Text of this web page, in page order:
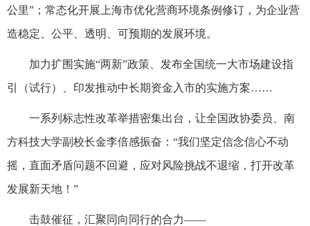
公里”；常态化开展上海市优化营商环境条例修订，为企业营
造稳定、公平、透明、可预期的发展环境。
加力扩围实施“两新”政策、发布全国统一大市场建设指
引（试行）、印发推动中长期资金入市的实施方案……
一系列标志性改革举措密集出台，让全国政协委员、南
方科技大学副校长金李倍感振奋：“我们坚定信念信心不动
摇，直面矛盾问题不回避，应对风险挑战不退缩，打开改革
发展新天地！”
击鼓催征，汇聚同向同行的合力——